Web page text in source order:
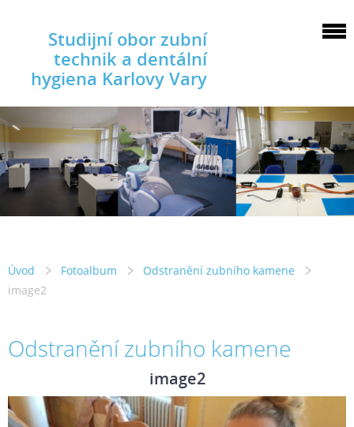
Studijní obor zubní
technik a dentální
hygiena Karlovy Vary
Úvod Fotoalbum
Odstranění zubního kamene
image2
Odstranění zubního kamene
image2